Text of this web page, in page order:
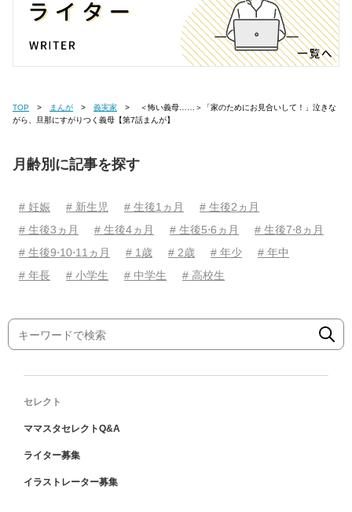
TOP まんが 義実家
がら、旦那にすがりつく義母【第7話まんが】
月齢別に記事を探す
# 妊娠 # 新生児 # 生後1ヵ月
# 生後2ヵ月
# 生後3ヵ月
# 生後4ヵ月 # 生後5⋅6ヵ月
# 生後7⋅8ヵ月
# 生後9⋅10⋅11ヵ月
# 1歳 # 2歳 # 年少
# 年中
# 年長
# 小学生 # 中学生 # 高校生
セレクト
ママスタセレクトQ&A
ライター募集
イラストレーター募集